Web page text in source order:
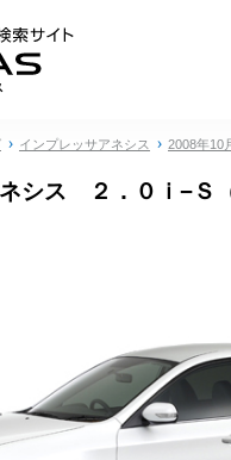
インプレッサアネシス 2008年10
シス ２．０ｉ−Ｓ